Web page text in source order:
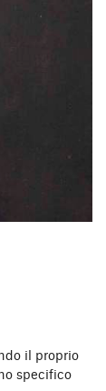
il proprio
specifico